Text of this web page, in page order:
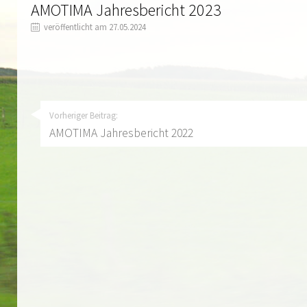
AMOTIMA Jahresbericht 2023
veröffentlicht am 27.05.2024
Vorheriger Beitrag:
AMOTIMA Jahresbericht 2022